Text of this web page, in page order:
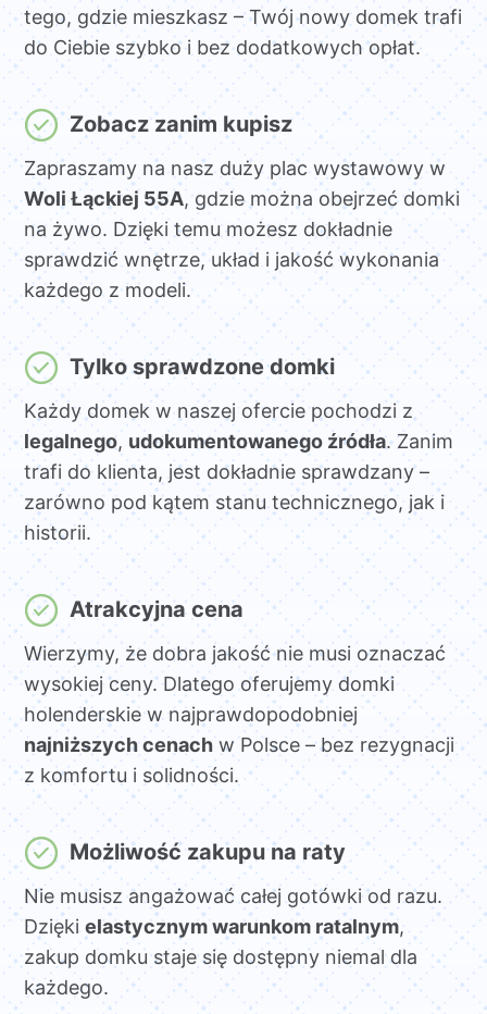
tego, gdzie mieszkasz – Twój nowy domek trafi
do Ciebie szybko i bez dodatkowych opłat.
Zobacz zanim kupisz
Zapraszamy na nasz duży plac wystawowy w
Woli Łąckiej 55A, gdzie można obejrzeć domki
na żywo. Dzięki temu możesz dokładnie
sprawdzić wnętrze, układ i jakość wykonania
każdego z modeli.
Tylko sprawdzone domki
Każdy domek w naszej ofercie pochodzi z
legalnego, udokumentowanego źródła. Zanim
trafi do klienta, jest dokładnie sprawdzany –
zarówno pod kątem stanu technicznego, jak i
historii.
Atrakcyjna cena
Wierzymy, że dobra jakość nie musi oznaczać
wysokiej ceny. Dlatego oferujemy domki
holenderskie w najprawdopodobniej
najniższych cenachw Polsce – bez rezygnacji
z komfortu i solidności.
Możliwość zakupu na raty
Nie musisz angażować całej gotówki od razu.
Dziękielastycznym warunkom ratalnym,
zakup domku staje się dostępny niemal dla
każdego.